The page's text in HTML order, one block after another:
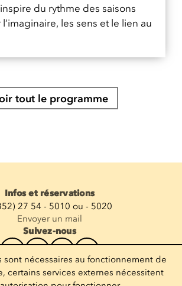
du rythme des saisons
les sens et le lien au
tout le programme
Infos et réservations
27 54 - 5010 ou - 5020
Envoyer un mail
Suivez-nous
Recevoir la newsletter
sont nécessaires au fonctionnement de
certains services externes nécessitent